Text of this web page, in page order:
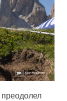
преодолел